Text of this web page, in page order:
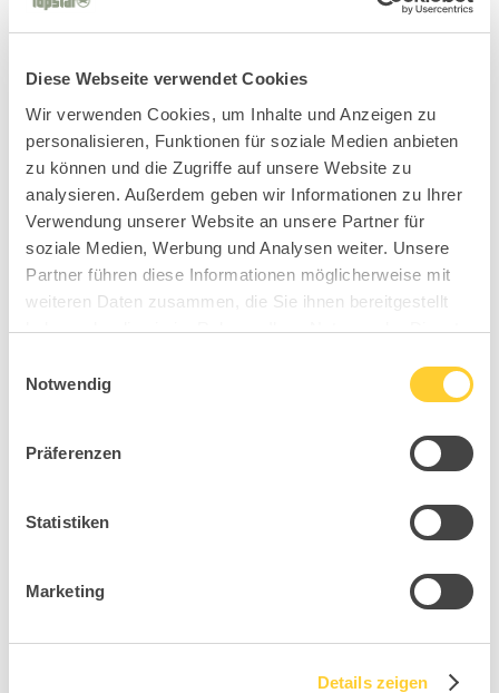
Diese Webseite verwendet Cookies
Wir verwenden Cookies, um Inhalte und Anzeigen zu
personalisieren, Funktionen für soziale Medien anbieten
zu können und die Zugriffe auf unsere Website zu
analysieren. Außerdem geben wir Informationen zu Ihrer
Verwendung unserer Website an unsere Partner für
soziale Medien, Werbung und Analysen weiter. Unsere
Partner führen diese Informationen möglicherweise mit
weiteren Daten zusammen, die Sie ihnen bereitgestellt
haben oder die sie im Rahmen Ihrer Nutzung der Dienste
Notwendig
Präferenzen
Statistiken
Marketing
Details zeigen
Suchen